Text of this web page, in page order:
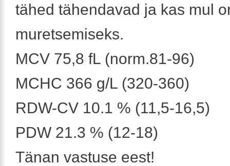
tähed tähendavad ja kas mul
muretsemiseks.
MCV 75,8 fL (norm.81-96)
MCHC 366 g/L (320-360)
RDW-CV 10.1 % (11,5-16,5)
PDW 21.3 % (12-18)
Tänan vastuse eest!